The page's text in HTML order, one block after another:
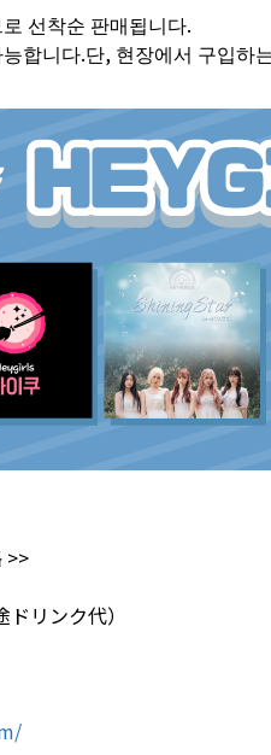
선착순 판매됩니다.
합니다.단, 현장에서 구입
>>
リンク代）